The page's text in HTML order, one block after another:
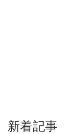
新着記事